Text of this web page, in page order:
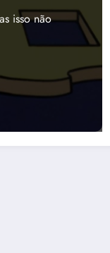
isso não